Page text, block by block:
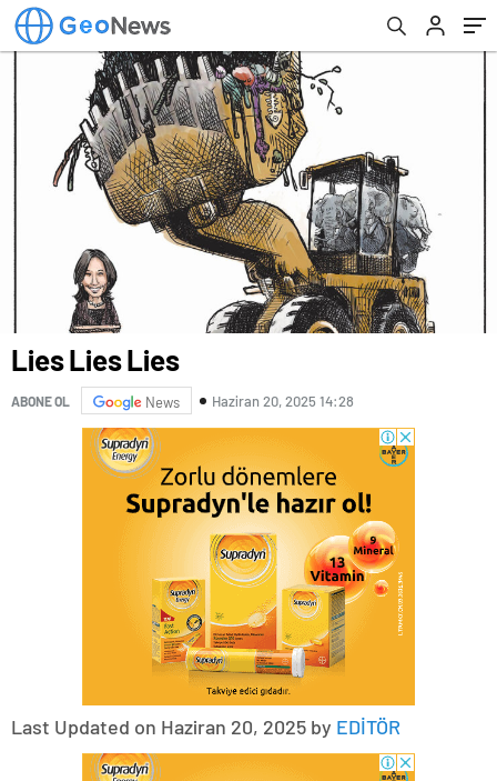
Lies Lies Lies
ABONE OL News Haziran 20, 2025 14:28
Last Updated on Haziran 20, 2025 by EDİTÖR
kimse onu bir komedide istemedi